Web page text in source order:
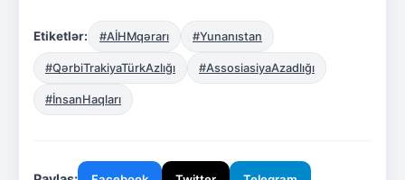
Etiketlər: #AİHMqərarı #Yunanıstan
#QərbiTrakiyaTürkAzlığı #AssosiasiyaAzadlığı
#İnsanHaqları